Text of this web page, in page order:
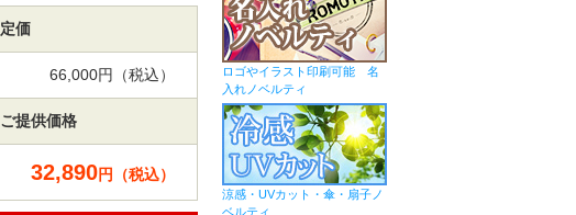
定価
66,000円（税込）
ご提供価格
32,890円（税込）
ロゴやイラスト印刷可能 名
入れノベルティ
涼感・UVカット・傘・扇子ノ
ベルティ